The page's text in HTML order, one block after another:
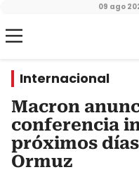
09 ago
Internacional
Macron
conferencia
próximos
Ormuz